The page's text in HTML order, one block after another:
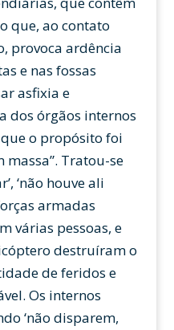
que, ao contato
provoca ardência
e nas fossas
asfixia e
dos órgãos internos
o propósito foi
massa”. Tratou-se
‘não houve ali
armadas
várias pessoas, e
destruíram o
de feridos e
Os internos
‘não disparem,